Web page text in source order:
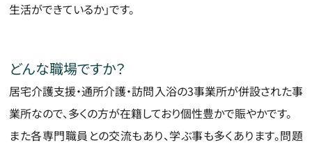
生活ができているか」です。
どんな職場ですか？
居宅介護支援・通所介護・訪問入浴の3事業所が併設された事
業所なので、多くの方が在籍しており個性豊かで賑やかです。
また各専門職員との交流もあり、学ぶ事も多くあります。問題